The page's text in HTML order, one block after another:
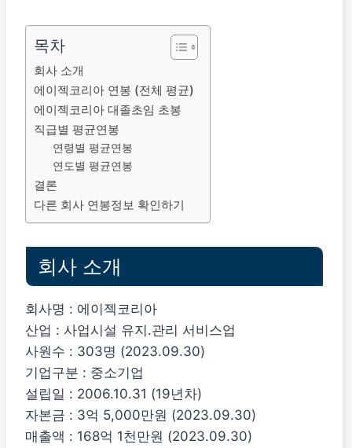
목차
회사 소개
에이젝코리아 연봉 (전체 평균)
에이젝코리아 대졸초임 초봉
직급별 평균연봉
연령별 평균연봉
연도별 평균연봉
결론
다른 회사 연봉정보 확인하기
회사 소개
회사명 : 에이젝코리아
산업 : 사업시설 유지.관리 서비스업
사원수 : 303명 (2023.09.30)
기업구분 : 중소기업
설립일 : 2006.10.31 (19년차)
자본금 : 3억 5,000만원 (2023.09.30)
매출액 : 168억 1천만원 (2023.09.30)